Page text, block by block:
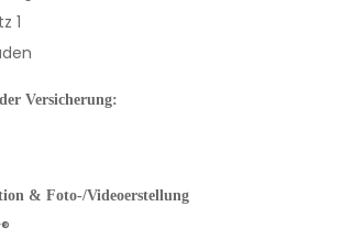
1
Versicherung:
& Foto-/Videoerstellung